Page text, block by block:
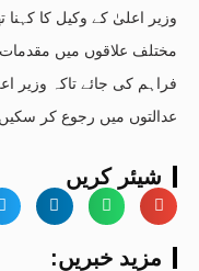
وزیر اعلیٰ کے وکیل کا کہنا
مختلف علاقوں میں
فراہم کی جائے تاکہ وزیر
عدالتوں میں رجوع کر
شیئر کریں
:مزید خبریں